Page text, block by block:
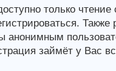
только
Также
анонимным
займёт у Вас